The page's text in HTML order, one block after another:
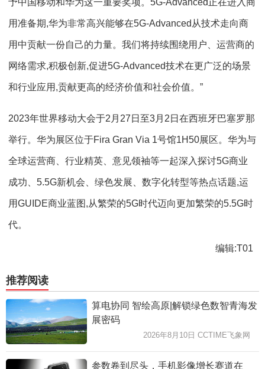
予中国移动和华为这一重要奖项。5G-Advanced正在进入商
用准备期,华为非常高兴能够在5G-Advanced从技术走向商
用中贡献一份自己的力量。我们将持续围绕用户、运营商的
网络需求,积极创新,促进5G-Advanced技术在更广泛的场景
和行业应用,贡献更高的经济价值和社会价值。”
2023年世界移动大会于2月27日至3月2日在西班牙巴塞罗那
举行。华为展区位于Fira Gran Via 1号馆1H50展区。华为与
全球运营商、行业精英、意见领袖等一起深入探讨5G商业
成功、5.5G新机会、绿色发展、数字化转型等热点话题,运
用GUIDE商业蓝图,从繁荣的5G时代迈向更加繁荣的5.5G时
代。
编辑:T01
推荐阅读
算电协同 智绘高原|解锁绿色数智青海发
展密码
2026年8月10日 CCTIME飞象网
参数卷到尽头，手机影像增长赛道在